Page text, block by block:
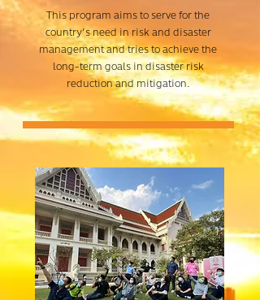
This program aims to serve for the
country’s need in risk and disaster
management and tries to achieve the
long-term goals in disaster risk
reduction and mitigation.